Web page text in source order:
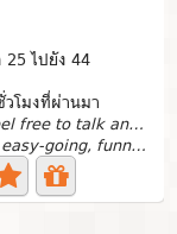
ไปยัง 44
วโมงที่ผ่านมา
Hi I'm Tua, Feel free to talk and know me more!
I am friendly, easy-going, funny and honest person. I...